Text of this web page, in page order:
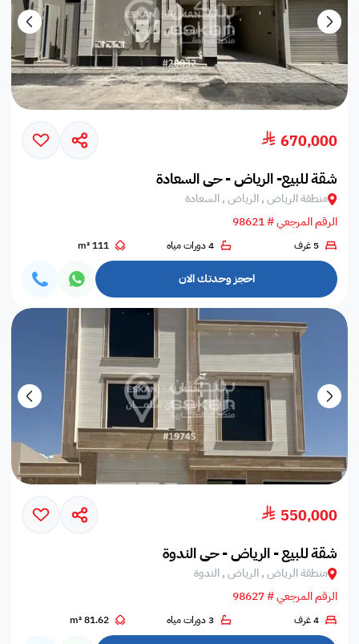
670,000
شقة للبيع- الرياض - حي السعادة
منطقة الرياض , الرياض , السعادة
الرقم المرجعي # 98621
5 غرف 4 دورات مياه 111 m²
احجز وحدتك الان
550,000
شقة للبيع - الرياض - حي الندوة
منطقة الرياض , الرياض , الندوة
الرقم المرجعي # 98627
4 غرف 3 دورات مياه 81.62 m²